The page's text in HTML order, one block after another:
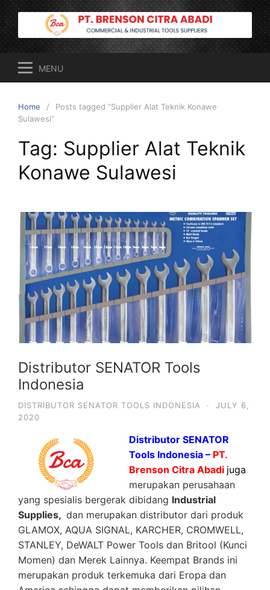
Skip
content
MENU
Home
Posts tagged “Supplier Alat Teknik Konawe
Sulawesi”
Tag: Supplier Alat Teknik
Konawe Sulawesi
Distributor SENATOR Tools
Indonesia
DISTRIBUTOR SENATOR TOOLS INDONESIA ·
JULY 6,
2020
Distributor SENATOR
Tools Indonesia – PT.
Brenson Citra Abadi juga
merupakan perusahaan
yang spesialis bergerak dibidang Industrial
Supplies, dan merupakan distributor dari produk
GLAMOX, AQUA SIGNAL, KARCHER, CROMWELL,
STANLEY, DeWALT Power Tools dan Britool (Kunci
Momen) dan Merek Lainnya. Keempat Brands ini
merupakan produk terkemuka dari Eropa dan